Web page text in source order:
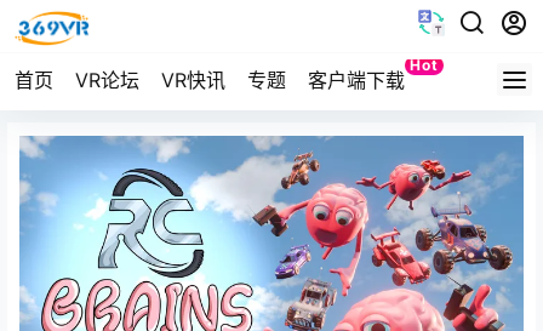
首页 VR论坛 VR快讯 专题 客户端下载
Hot
Quest